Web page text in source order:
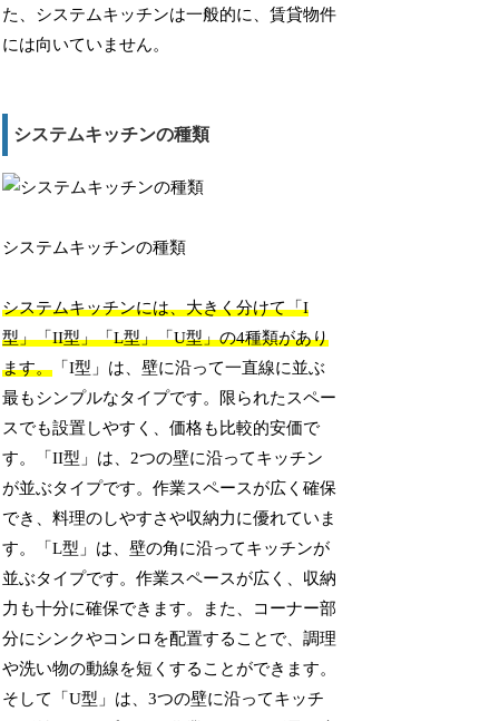
た、システムキッチンは一般的に、賃貸物件
には向いていません。
システムキッチンの種類
システムキッチンの種類
システムキッチンには、大きく分けて「I
型」「II型」「L型」「U型」の4種類があり
ます。 「I型」は、壁に沿って一直線に並ぶ
最もシンプルなタイプです。限られたスペー
スでも設置しやすく、価格も比較的安価で
す。「II型」は、2つの壁に沿ってキッチン
が並ぶタイプです。作業スペースが広く確保
でき、料理のしやすさや収納力に優れていま
す。「L型」は、壁の角に沿ってキッチンが
並ぶタイプです。作業スペースが広く、収納
力も十分に確保できます。また、コーナー部
分にシンクやコンロを配置することで、調理
や洗い物の動線を短くすることができます。
そして「U型」は、3つの壁に沿ってキッチ